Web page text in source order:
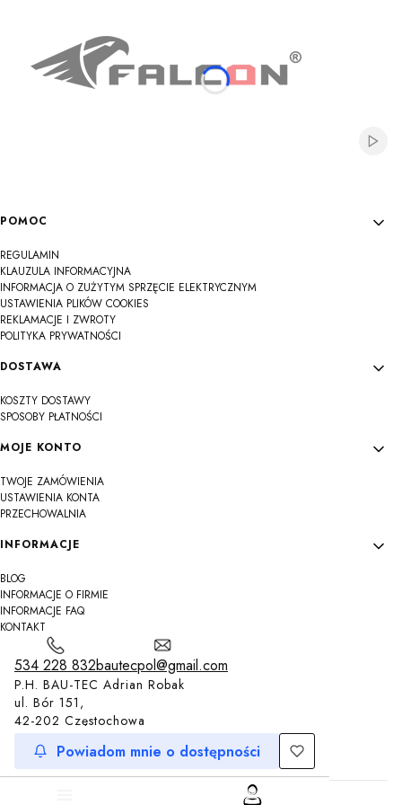
Linki w stopce
POMOC
REGULAMIN
KLAUZULA INFORMACYJNA
INFORMACJA O ZUŻYTYM SPRZĘCIE ELEKTRYCZNYM
USTAWIENIA PLIKÓW COOKIES
REKLAMACJE I ZWROTY
POLITYKA PRYWATNOŚCI
DOSTAWA
KOSZTY DOSTAWY
SPOSOBY PŁATNOŚCI
MOJE KONTO
TWOJE ZAMÓWIENIA
USTAWIENIA KONTA
PRZECHOWALNIA
INFORMACJE
BLOG
INFORMACJE O FIRMIE
INFORMACJE FAQ
KONTAKT
534 228 832bautecpol@gmail.com
P.H. BAU-TEC Adrian Robak
ul. Bór 151,
42-202 Częstochowa
Powiadom mnie o dostępności